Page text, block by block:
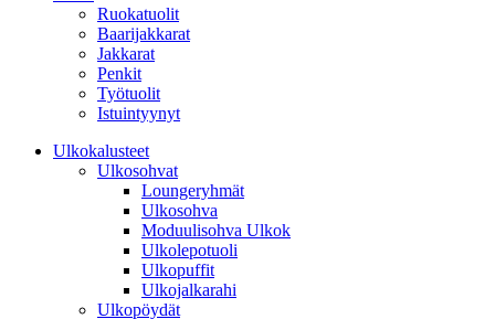
Ruokatuolit
Baarijakkarat
Jakkarat
Penkit
Työtuolit
Istuintyynyt
Ulkokalusteet
Ulkosohvat
Loungeryhmät
Ulkosohva
Moduulisohva Ulkok
Ulkolepotuoli
Ulkopuffit
Ulkojalkarahi
Ulkopöydät